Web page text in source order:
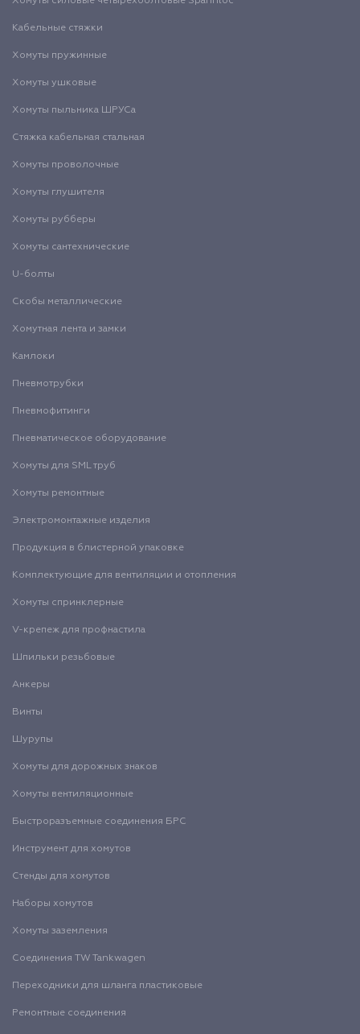
Кабельные стяжки
Хомуты пружинные
Хомуты ушковые
Хомуты пыльника ШРУСа
Стяжка кабельная стальная
Хомуты проволочные
Хомуты глушителя
Хомуты рубберы
Хомуты сантехнические
U-болты
Скобы металлические
Хомутная лента и замки
Камлоки
Пневмотрубки
Пневмофитинги
Пневматическое оборудование
Хомуты для SML труб
Хомуты ремонтные
Электромонтажные изделия
Продукция в блистерной упаковке
Комплектующие для вентиляции и отопления
Хомуты спринклерные
V-крепеж для профнастила
Шпильки резьбовые
Анкеры
Винты
Шурупы
Хомуты для дорожных знаков
Хомуты вентиляционные
Быстроразъемные соединения БРС
Инструмент для хомутов
Стенды для хомутов
Наборы хомутов
Хомуты заземления
Соединения TW Tankwagen
Переходники для шланга пластиковые
Ремонтные соединения